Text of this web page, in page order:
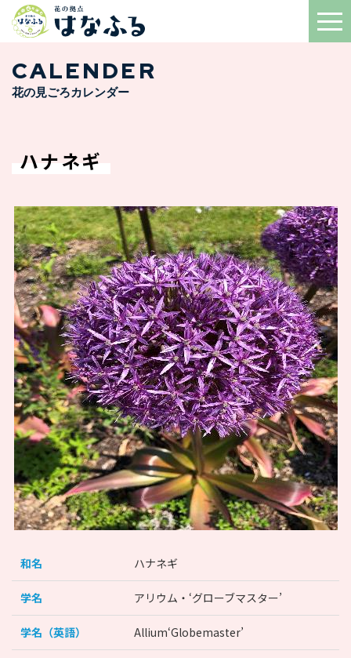
CALENDER
花の見ごろカレンダー
ハナネギ
和名 ハナネギ
学名 アリウム・‘グローブマスター’
学名（英語） Allium‘Globemaster’